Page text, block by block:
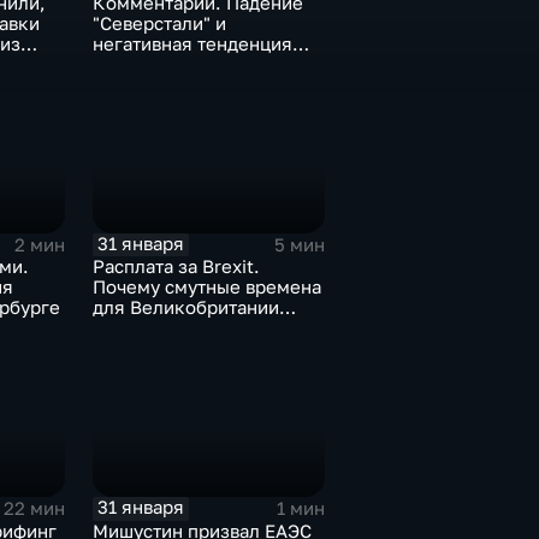
"Северстали" и
негативная тенденция
2 мин
31 января
5 мин
Расплата за Brexit.
Почему смутные времена
для Великобритании
22 мин
31 января
1 мин
Мишустин призвал ЕАЭС